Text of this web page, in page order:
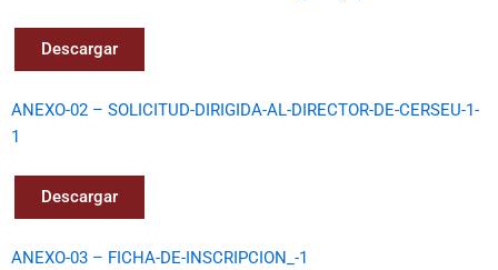
Descargar
ANEXO-02 – SOLICITUD-DIRIGIDA-AL-DIRECTOR-DE-CERSEU-1-
1
Descargar
ANEXO-03 – FICHA-DE-INSCRIPCION_-1